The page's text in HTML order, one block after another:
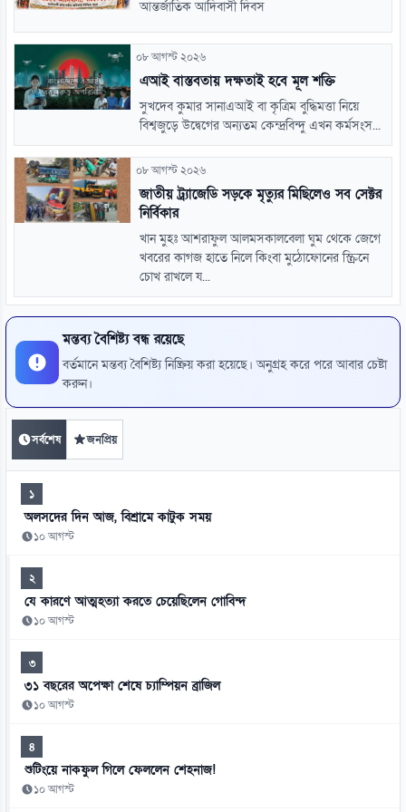
আন্তর্জাতিক আদিবাসী দিবস
০৮ আগস্ট ২০২৬
এআই বাস্তবতায় দক্ষতাই হবে মূল শক্তি
সুখদেব কুমার সানাএআই বা কৃত্রিম বুদ্ধিমত্তা নিয়ে
বিশ্বজুড়ে উদ্বেগের অন্যতম কেন্দ্রবিন্দু এখন কর্মসংস...
০৮ আগস্ট ২০২৬
জাতীয় ট্র্যাজেডি সড়কে মৃত্যুর মিছিলেও সব সেক্টর
নির্বিকার
খান মুহঃ আশরাফুল আলমসকালবেলা ঘুম থেকে জেগে
খবরের কাগজ হাতে নিলে কিংবা মুঠোফোনের স্ক্রিনে
চোখ রাখলে য...
মন্তব্য বৈশিষ্ট্য বন্ধ রয়েছে
বর্তমানে মন্তব্য বৈশিষ্ট্য নিষ্ক্রিয় করা হয়েছে। অনুগ্রহ করে পরে আবার চেষ্টা
করুন।
সর্বশেষ জনপ্রিয়
১
অলসদের দিন আজ, বিশ্রামে কাটুক সময়
১০ আগস্ট
২
যে কারণে আত্মহত্যা করতে চেয়েছিলেন গোবিন্দ
১০ আগস্ট
৩
৩১ বছরের অপেক্ষা শেষে চ্যাম্পিয়ন ব্রাজিল
১০ আগস্ট
৪
শুটিংয়ে নাকফুল গিলে ফেললেন শেহনাজ!
১০ আগস্ট